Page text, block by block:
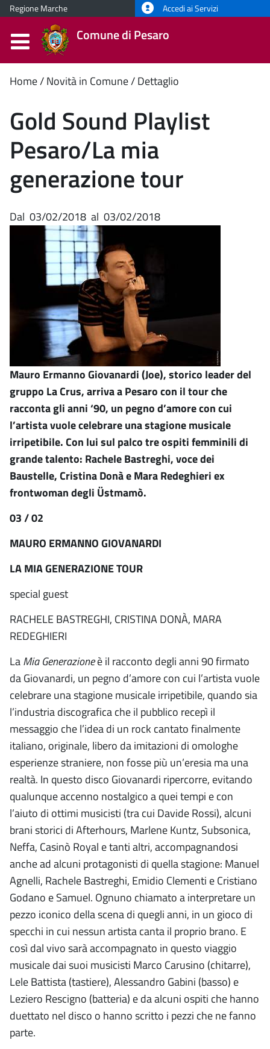
Regione Marche Accedi ai Servizi
Comune di Pesaro
Contenuto
principale
Home Novità in Comune Dettaglio
Gold Sound Playlist
Pesaro/La mia
generazione tour
Dal 03/02/2018 al 03/02/2018
Mauro Ermanno Giovanardi (Joe), storico leader del
gruppo La Crus, arriva a Pesaro con il tour che
racconta gli anni ‘90, un pegno d’amore con cui
l’artista vuole celebrare una stagione musicale
irripetibile. Con lui sul palco tre ospiti femminili di
grande talento: Rachele Bastreghi, voce dei
Baustelle, Cristina Donà e Mara Redeghieri ex
frontwoman degli Üstmamò.
03 / 02
MAURO ERMANNO GIOVANARDI
LA MIA GENERAZIONE TOUR
special guest
RACHELE BASTREGHI, CRISTINA DONÀ, MARA
REDEGHIERI
LaMia Generazioneè il racconto degli anni 90 firmato
da Giovanardi, un pegno d’amore con cui l’artista vuole
celebrare una stagione musicale irripetibile, quando sia
l’industria discografica che il pubblico recepì il
messaggio che l’idea di un rock cantato finalmente
italiano, originale, libero da imitazioni di omologhe
esperienze straniere, non fosse più un’eresia ma una
realtà. In questo disco Giovanardi ripercorre, evitando
qualunque accenno nostalgico a quei tempi e con
l’aiuto di ottimi musicisti (tra cui Davide Rossi), alcuni
brani storici di Afterhours, Marlene Kuntz, Subsonica,
Neffa, Casinò Royal e tanti altri, accompagnandosi
anche ad alcuni protagonisti di quella stagione: Manuel
Agnelli, Rachele Bastreghi, Emidio Clementi e Cristiano
Godano e Samuel. Ognuno chiamato a interpretare un
pezzo iconico della scena di quegli anni, in un gioco di
specchi in cui nessun artista canta il proprio brano. E
così dal vivo sarà accompagnato in questo viaggio
musicale dai suoi musicisti Marco Carusino (chitarre),
Lele Battista (tastiere), Alessandro Gabini (basso) e
Leziero Rescigno (batteria) e da alcuni ospiti che hanno
duettato nel disco o hanno scritto i pezzi che ne fanno
parte.